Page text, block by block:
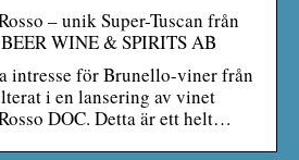
– unik Super-Tuscan från
WINE & SPIRITS AB
intresse för Brunello-viner från
i en lansering av vinet
DOC. Detta är ett helt…